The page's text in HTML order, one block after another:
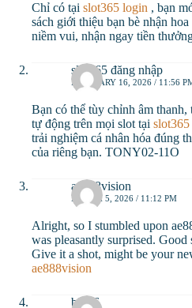
Chỉ có tại slot365 login , bạn
sách giới thiệu bạn bè nhận
niềm vui, nhận ngay tiền
slot365 đăng nhập
FEBRUARY 16, 2026 / 11:56
Bạn có thể tùy chỉnh âm thanh,
tự động trên mọi slot tại slot365
trải nghiệm cá nhân hóa đúng
của riêng bạn. TONY02-11O
ae888vision
MARCH 5, 2026 / 11:12 PM
Alright, so I stumbled upon
was pleasantly surprised. Good
Give it a shot, might be your
ae888vision
big86